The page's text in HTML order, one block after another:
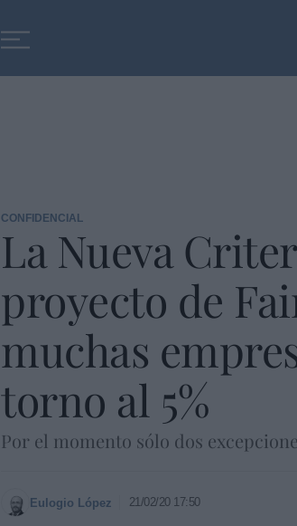
CONFIDENCIAL
La Nueva
proyecto de
muchas
torno al 5%
Por el momento sólo dos
Eulogio López 21/02/20 17:50